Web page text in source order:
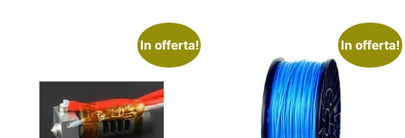
In offerta! In offerta!